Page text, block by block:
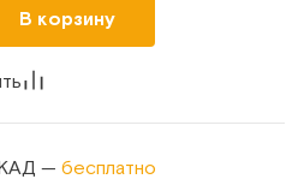
В корзину
— бесплатно